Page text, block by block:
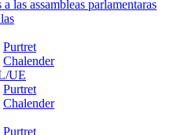
las assambleas parlamentaras
Purtret
Chalender
UE
Purtret
Chalender
Purtret